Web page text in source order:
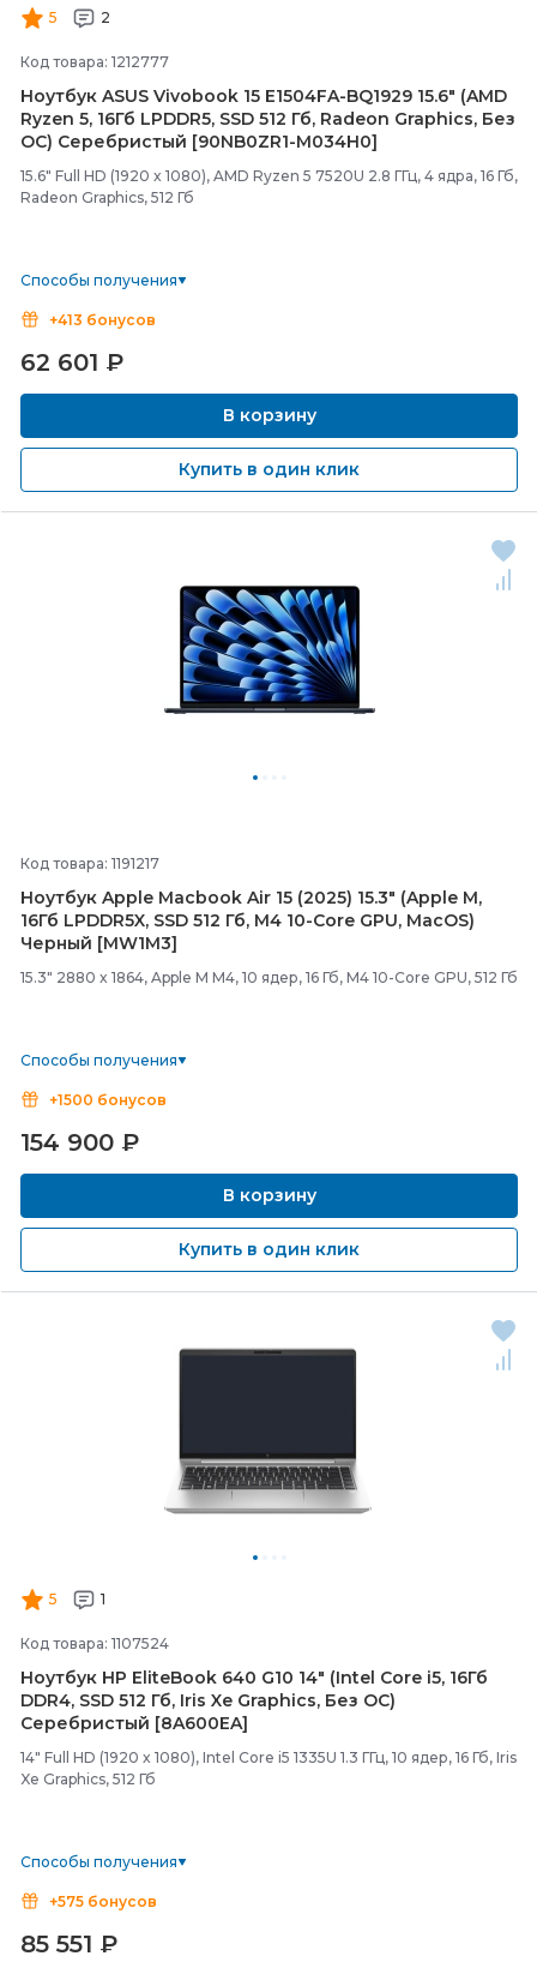
5 2
Код товара: 1212777
Ноутбук ASUS Vivobook 15 E1504FA-BQ1929 15.6" (AMD
Ryzen 5, 16Гб LPDDR5, SSD 512 Гб, Radeon Graphics, Без
ОС) Серебристый [90NB0ZR1-M034H0]
15.6" Full HD (1920 x 1080), AMD Ryzen 5 7520U 2.8 ГГц, 4 ядра, 16 Гб,
Radeon Graphics, 512 Гб
Способы получения
+413 бонусов
62 601 ₽
В корзину
Купить в один клик
Код товара: 1191217
Ноутбук Apple Macbook Air 15 (2025) 15.3" (Apple M,
16Гб LPDDR5X, SSD 512 Гб, M4 10-Core GPU, MacOS)
Черный [MW1M3]
15.3" 2880 x 1864, Apple M M4, 10 ядер, 16 Гб, M4 10-Core GPU, 512 Гб
Способы получения
+1500 бонусов
154 900 ₽
В корзину
Купить в один клик
5 1
Код товара: 1107524
Ноутбук HP EliteBook 640 G10 14" (Intel Core i5, 16Гб
DDR4, SSD 512 Гб, Iris Xe Graphics, Без ОС)
Серебристый [8A600EA]
14" Full HD (1920 x 1080), Intel Core i5 1335U 1.3 ГГц, 10 ядер, 16 Гб, Iris
Xe Graphics, 512 Гб
Способы получения
+575 бонусов
85 551 ₽